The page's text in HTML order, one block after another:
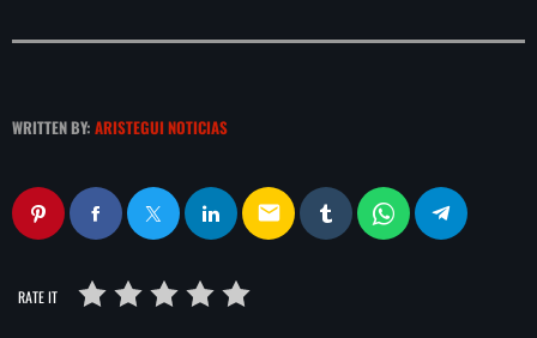
LOCUCIÓN (TALENTO AL AIRE)
RANKING
COMUNÍCATE
WRITTEN BY: ARISTEGUI NOTICIAS
email
RATE IT